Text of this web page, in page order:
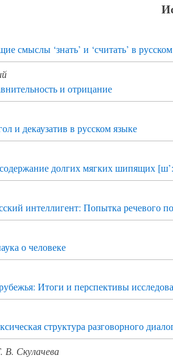
смыслы ‘знать’ и ‘считать’ в
и отрицание
и декаузатив в русском языке
долгих мягких шипящих
интеллигент: Попытка речевого
о человеке
Итоги и перспективы
структура разговорного
В. Скулачева